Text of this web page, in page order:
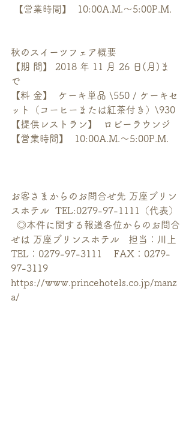
【営業時間】  10:00A.M.～5:00P.M.
秋のスイーツフェア概要
【期 間】 2018 年 11 月 26 日(月)ま
で
【料 金】  ケーキ単品 \550 / ケーキセ
ット（コーヒーまたは紅茶付き）\930
【提供レストラン】  ロビーラウンジ
【営業時間】  10:00A.M.～5:00P.M.
お客さまからのお問合せ先 万座プリン
スホテル  TEL:0279-97-1111（代表）
せは 万座プリンスホテル   担当：川上
TEL：0279-97-3111    FAX：0279-
97-3119
https://www.princehotels.co.jp/manz
a/